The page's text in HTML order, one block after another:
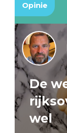
Opinie
De
wel